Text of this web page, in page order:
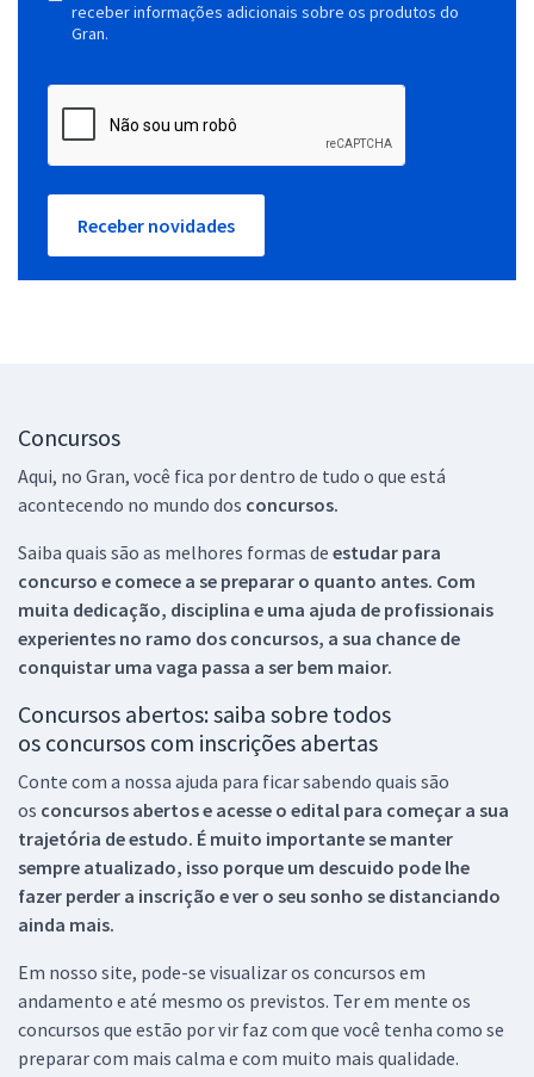
receber informações adicionais sobre os produtos do
Gran.
Receber novidades
Concursos
Aqui, no Gran, você fica por dentro de tudo o que está
acontecendo no mundo dos concursos.
Saiba quais são as melhores formas de estudar para
concurso e comece a se preparar o quanto antes. Com
muita dedicação, disciplina e uma ajuda de profissionais
experientes no ramo dos concursos, a sua chance de
conquistar uma vaga passa a ser bem maior.
Concursos abertos: saiba sobre todos
os concursos com inscrições abertas
Conte com a nossa ajuda para ficar sabendo quais são
os concursos abertos e acesse o edital para começar a sua
trajetória de estudo. É muito importante se manter
sempre atualizado, isso porque um descuido pode lhe
fazer perder a inscrição e ver o seu sonho se distanciando
ainda mais.
Em nosso site, pode-se visualizar os concursos em
andamento e até mesmo os previstos. Ter em mente os
concursos que estão por vir faz com que você tenha como se
preparar com mais calma e com muito mais qualidade.